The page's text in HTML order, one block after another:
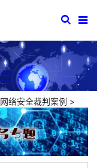
网络安全裁判案例 >